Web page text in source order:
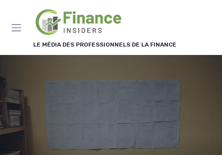
LE MÉDIA DES PROFESSIONNELS DE LA FINANCE